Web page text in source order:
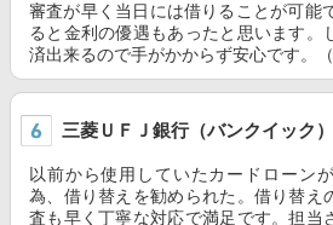
審査が早く当日には借りることが可能
ると金利の優遇もあったと思います。
済出来るので手がかからず安心です。（
三菱ＵＦＪ銀行（バンクイック）
以前から使用していたカードローン
為、借り替えを勧められた。借り替え
査も早く丁寧な対応で満足です。担当